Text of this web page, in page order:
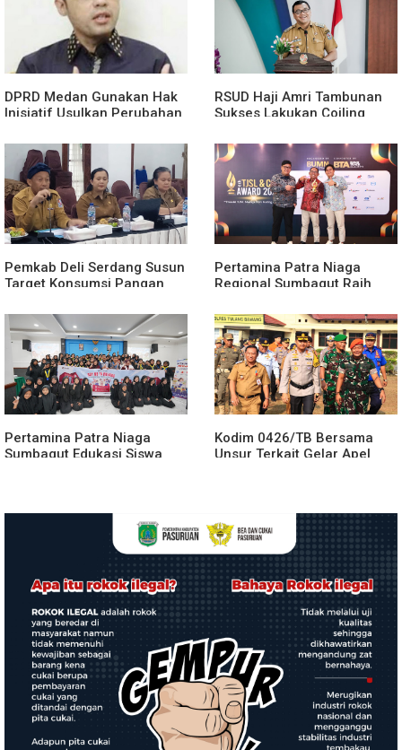
DPRD Medan Gunakan Hak
Inisiatif Usulkan Perubahan
Kemiskinan
RSUD Haji Amri Tambunan
Sukses Lakukan Coiling
Pemkab Deli Serdang Susun
Target Konsumsi Pangan
Gizi
Pertamina Patra Niaga
Regional Sumbagut Raih
CSR Award 2026, Bukti
Nyata Komitmen
Keberlanjutan
Pertamina Patra Niaga
Sumbagut Edukasi Siswa
Kodim 0426/TB Bersama
Unsur Terkait Gelar Apel